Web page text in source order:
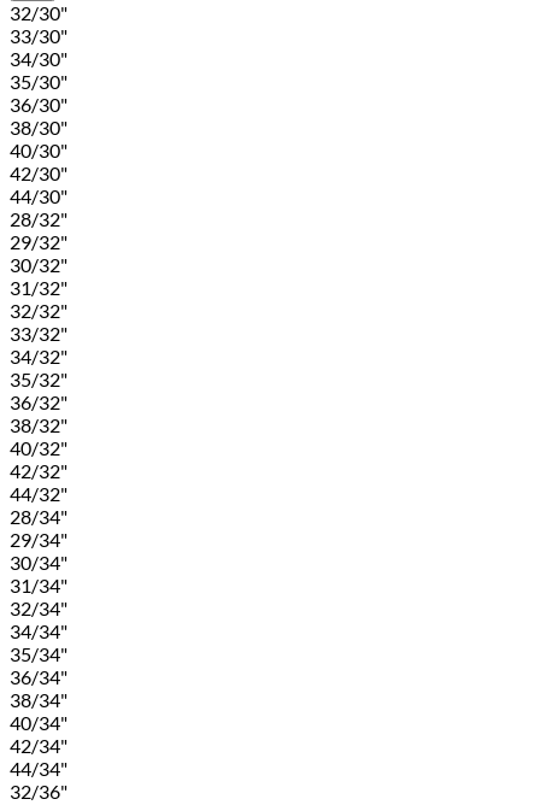
32/30"
33/30"
34/30"
35/30"
36/30"
38/30"
40/30"
42/30"
44/30"
28/32"
29/32"
30/32"
31/32"
32/32"
33/32"
34/32"
35/32"
36/32"
38/32"
40/32"
42/32"
44/32"
28/34"
29/34"
30/34"
31/34"
32/34"
34/34"
35/34"
36/34"
38/34"
40/34"
42/34"
44/34"
32/36"